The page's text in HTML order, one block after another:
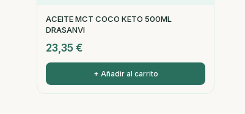
ACEITE MCT COCO KETO 500ML
DRASANVI
23,35 €
+ Añadir al carrito